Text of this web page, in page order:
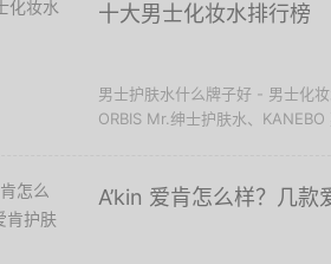
十大男士化妆水排行榜
男士护肤水什么牌子好 - 男士化
ORBIS Mr.绅士护肤水、
A’kin 爱肯怎么样？几款